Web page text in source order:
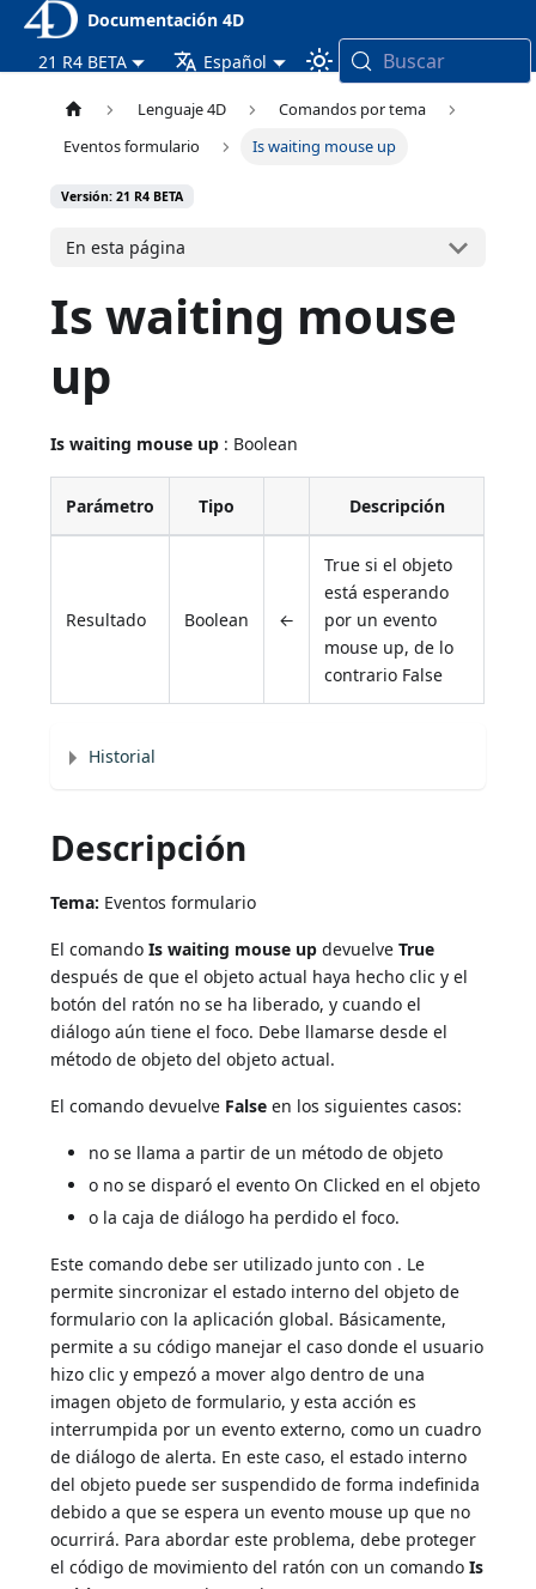
Documentación 4D
21 R4 BETA
Español Buscar
Lenguaje 4D
Comandos por tema
Eventos formulario
Is waiting mouse up
Versión: 21 R4 BETA
En esta página
Is waiting mouse
up
Is waiting mouse up : Boolean
Parámetro Tipo Descripción
Resultado Boolean ←
True si el objeto
está esperando
por un evento
mouse up, de lo
contrario False
Historial
Descripción
Tema: Eventos formulario
El comandoIs waiting mouse up devuelveTrue
después de que el objeto actual haya hecho clic y el
botón del ratón no se ha liberado, y cuando el
diálogo aún tiene el foco. Debe llamarse desde el
método de objeto del objeto actual.
El comando devuelve False en los siguientes casos:
no se llama a partir de un método de objeto
o no se disparó el evento On Clicked en el objeto
o la caja de diálogo ha perdido el foco.
Este comando debe ser utilizado junto con . Le
permite sincronizar el estado interno del objeto de
formulario con la aplicación global. Básicamente,
permite a su código manejar el caso donde el usuario
hizo clic y empezó a mover algo dentro de una
imagen objeto de formulario, y esta acción es
interrumpida por un evento externo, como un cuadro
de diálogo de alerta. En este caso, el estado interno
del objeto puede ser suspendido de forma indefinida
debido a que se espera un evento mouse up que no
ocurrirá. Para abordar este problema, debe proteger
el código de movimiento del ratón con un comandoIs